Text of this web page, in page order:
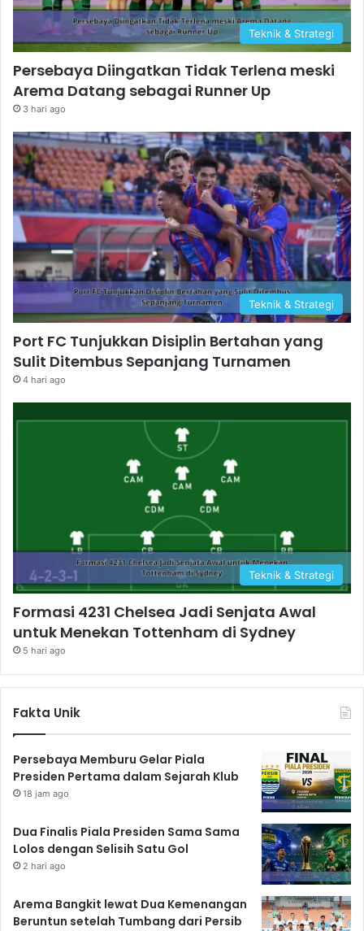
Teknik & Strategi
Persebaya Diingatkan Tidak Terlena meski
Arema Datang sebagai Runner Up
3 hari ago
Teknik & Strategi
Port FC Tunjukkan Disiplin Bertahan yang
Sulit Ditembus Sepanjang Turnamen
4 hari ago
Teknik & Strategi
Formasi 4231 Chelsea Jadi Senjata Awal
untuk Menekan Tottenham di Sydney
5 hari ago
Fakta Unik
Persebaya Memburu Gelar Piala
Presiden Pertama dalam Sejarah Klub
18 jam ago
Dua Finalis Piala Presiden Sama Sama
Lolos dengan Selisih Satu Gol
2 hari ago
Arema Bangkit lewat Dua Kemenangan
Beruntun setelah Tumbang dari Persib